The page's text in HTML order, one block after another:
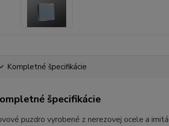
Kompletné špecifikácie
špecifikácie
puzdro vyrobené z nerezovej ocele a